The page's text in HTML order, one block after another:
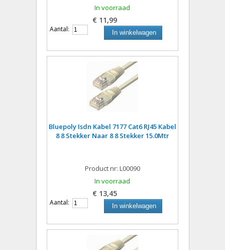
In voorraad
€ 11,99
Aantal: In winkelwagen
Bluepoly Isdn Kabel 7177 Cat6 RJ45 Kabel
8 8 Stekker Naar 8 8 Stekker 15.0Mtr
Product nr: L00090
In voorraad
€ 13,45
Aantal: In winkelwagen